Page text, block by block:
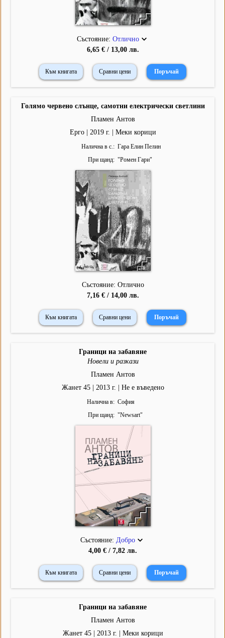
Състояние: Отлично
6,65 € / 13,00 лв.
Към книгата Сравни цени
Голямо червено слънце, самотни електрически светлини
Пламен Антов
Ерго | 2019 г. | Меки корици
Налична в с.
Гара Елин Пелин
При щанд
"Ромен Гари"
Състояние: Отлично
7,16 € / 14,00 лв.
Към книгата Сравни цени
Граници на забавяне
Новели и разкази
Пламен Антов
Жанет 45 | 2013 г. | Не е въведено
Налична в
София
При щанд
"Newsart"
Състояние: Добро
4,00 € / 7,82 лв.
Към книгата Сравни цени
Граници на забавяне
Пламен Антов
Жанет 45 | 2013 г. | Меки корици